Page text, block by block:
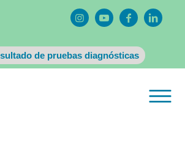
de pruebas diagnósticas